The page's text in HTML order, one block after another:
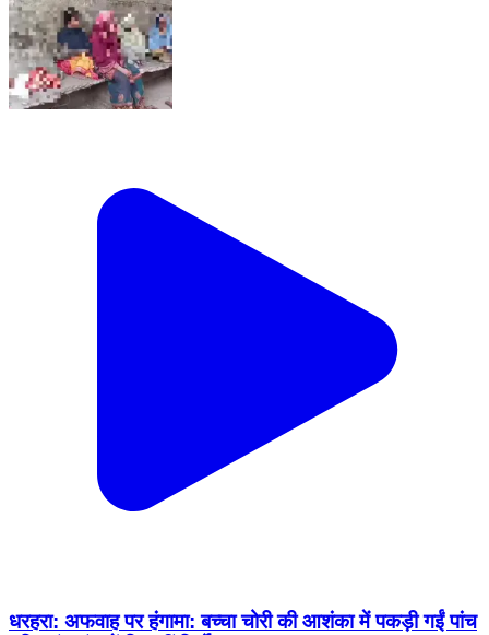
धरहरा: अफवाह पर हंगामा: बच्चा चोरी की आशंका में पकड़ी गईं पांच